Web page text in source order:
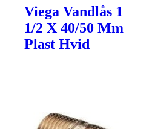
Viega Vandlås 1
1/2 X 40/50 Mm
Plast Hvid